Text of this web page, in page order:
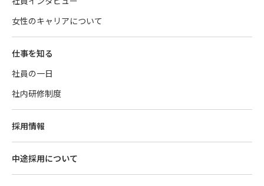
女性のキャリアについて
仕事を知る
社員の一日
社内研修制度
採用情報
中途採用について